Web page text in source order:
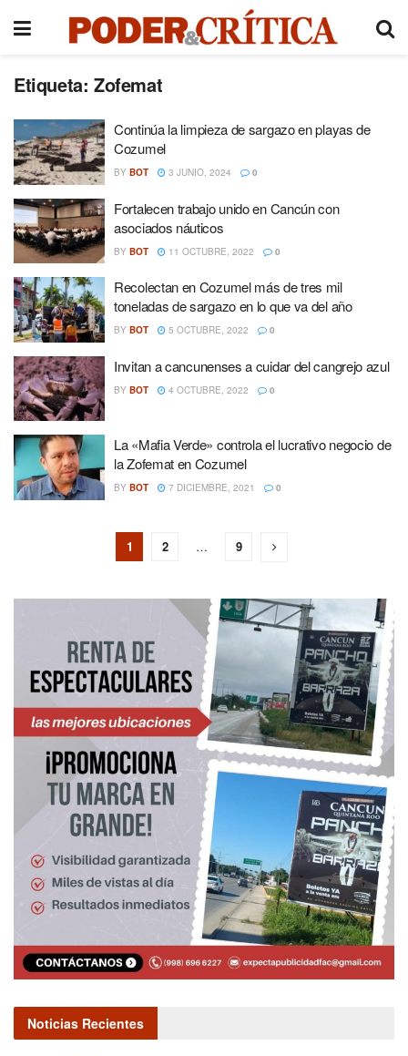
Etiqueta: Zofemat
Continúa la limpieza de sargazo en playas de
Cozumel
BY BOT 3 JUNIO, 2024 0
Fortalecen trabajo unido en Cancún con
asociados náuticos
BY BOT 11 OCTUBRE, 2022 0
Recolectan en Cozumel más de tres mil
toneladas de sargazo en lo que va del año
BY BOT 5 OCTUBRE, 2022 0
Invitan a cancunenses a cuidar del cangrejo azul
BY BOT 4 OCTUBRE, 2022 0
La «Mafia Verde» controla el lucrativo negocio de
la Zofemat en Cozumel
BY BOT 7 DICIEMBRE, 2021 0
1 2 … 9
Noticias Recientes